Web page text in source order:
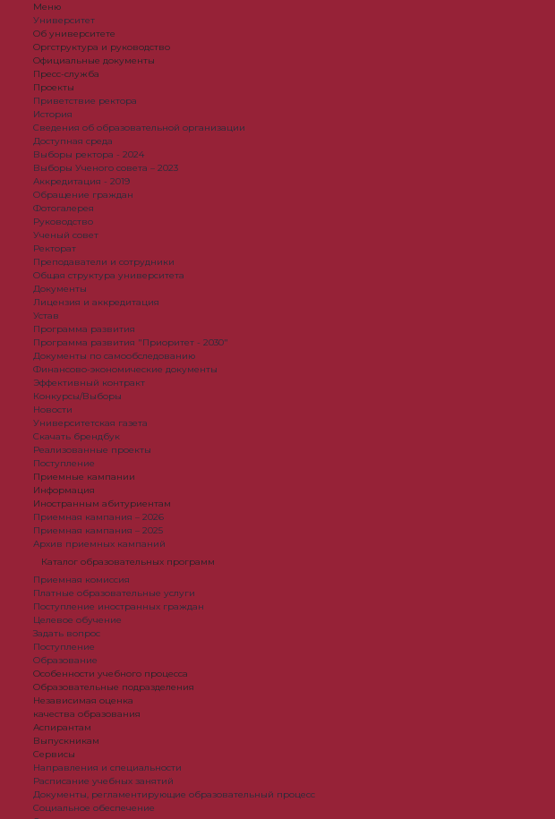
Меню
Университет
Об университете
Оргструктура и руководство
Официальные документы
Пресс-служба
Проекты
Приветствие ректора
История
Сведения об образовательной организации
Доступная среда
Выборы ректора - 2024
Выборы Ученого совета – 2023
Аккредитация - 2019
Обращение граждан
Фотогалерея
Руководство
Ученый совет
Ректорат
Преподаватели и сотрудники
Общая структура университета
Документы
Лицензия и аккредитация
Устав
Программа развития
Программа развития "Приоритет - 2030"
Документы по самообследованию
Финансово-экономические документы
Эффективный контракт
Конкурсы/Выборы
Новости
Университетская газета
Скачать брендбук
Реализованные проекты
Поступление
Приемные кампании
Информация
Иностранным абитуриентам
Приемная кампания – 2026
Приемная кампания – 2025
Архив приемных кампаний
Каталог образовательных программ
Приемная комиссия
Платные образовательные услуги
Поступление иностранных граждан
Целевое обучение
Задать вопрос
Поступление
Образование
Особенности учебного процесса
Образовательные подразделения
Независимая оценка
качества образования
Аспирантам
Выпускникам
Сервисы
Направления и специальности
Расписание учебных занятий
Документы, регламентирующие образовательный процесс
Социальное обеспечение